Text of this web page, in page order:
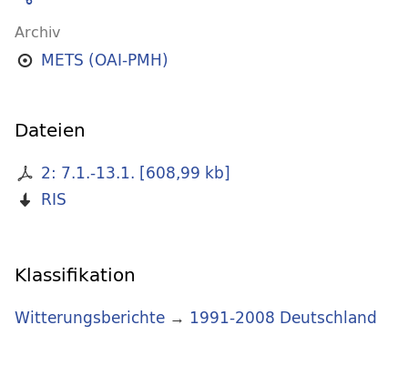
Archiv
METS (OAI-PMH)
Dateien
2: 7.1.-13.1. [608,99 kb]
RIS
Klassifikation
Witterungsberichte → 1991-2008 Deutschland